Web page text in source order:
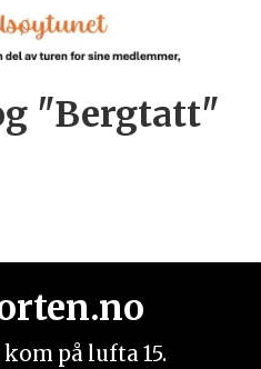
"Bergtatt"
på lufta 15.